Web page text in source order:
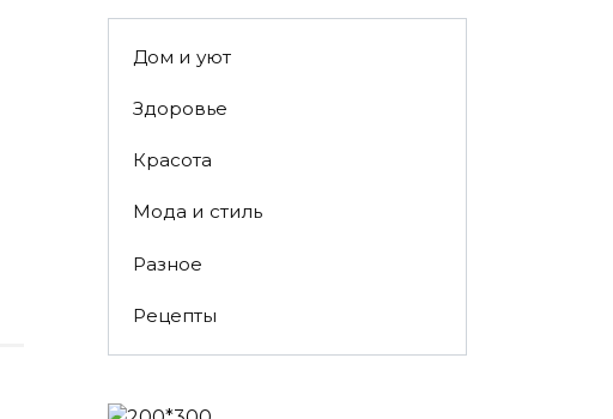
Дом и уют
Здоровье
Красота
Мода и стиль
Разное
Рецепты